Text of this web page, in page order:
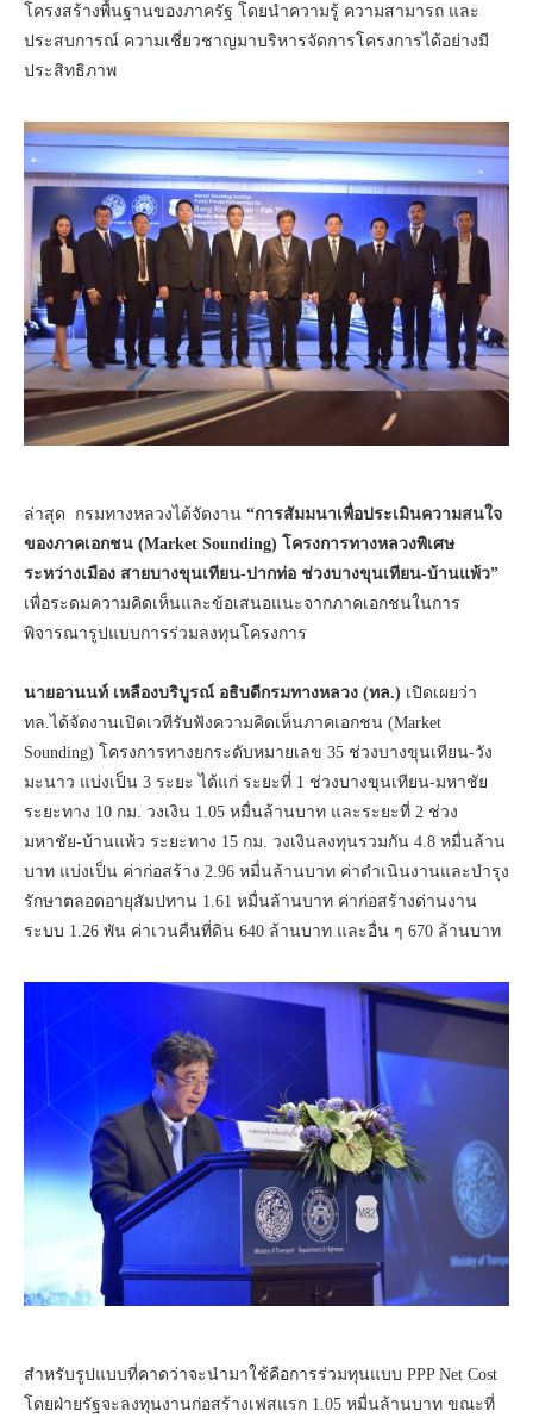
โครงสร้างพื้นฐานของภาครัฐ โดยนำความรู้ ความสามารถ และ
ประสบการณ์ ความเชี่ยวชาญมาบริหารจัดการโครงการได้อย่างมี
ประสิทธิภาพ
ล่าสุด กรมทางหลวงได้จัดงาน “การสัมมนาเพื่อประเมินความสนใจ
ของภาคเอกชน (Market Sounding) โครงการทางหลวงพิเศษ
ระหว่างเมือง สายบางขุนเทียน-ปากท่อ ช่วงบางขุนเทียน-บ้านแพ้ว”
เพื่อระดมความคิดเห็นและข้อเสนอแนะจากภาคเอกชนในการ
พิจารณารูปแบบการร่วมลงทุนโครงการ
นายอานนท์ เหลืองบริบูรณ์ อธิบดีกรมทางหลวง (ทล.) เปิดเผยว่า
ทล.ได้จัดงานเปิดเวทีรับฟังความคิดเห็นภาคเอกชน (Market
Sounding) โครงการทางยกระดับหมายเลข 35 ช่วงบางขุนเทียน-วัง
มะนาว แบ่งเป็น 3 ระยะ ได้แก่ ระยะที่ 1 ช่วงบางขุนเทียน-มหาชัย
ระยะทาง 10 กม. วงเงิน 1.05 หมื่นล้านบาท และระยะที่ 2 ช่วง
มหาชัย-บ้านแพ้ว ระยะทาง 15 กม. วงเงินลงทุนรวมกัน 4.8 หมื่นล้าน
บาท แบ่งเป็น ค่าก่อสร้าง 2.96 หมื่นล้านบาท ค่าดำเนินงานและบำรุง
รักษาตลอดอายุสัมปทาน 1.61 หมื่นล้านบาท ค่าก่อสร้างด่านงาน
ระบบ 1.26 พัน ค่าเวนคืนที่ดิน 640 ล้านบาท และอื่น ๆ 670 ล้านบาท
สำหรับรูปแบบที่คาดว่าจะนำมาใช้คือการร่วมทุนแบบ PPP Net Cost
โดยฝ่ายรัฐจะลงทุนงานก่อสร้างเฟสแรก 1.05 หมื่นล้านบาท ขณะที่